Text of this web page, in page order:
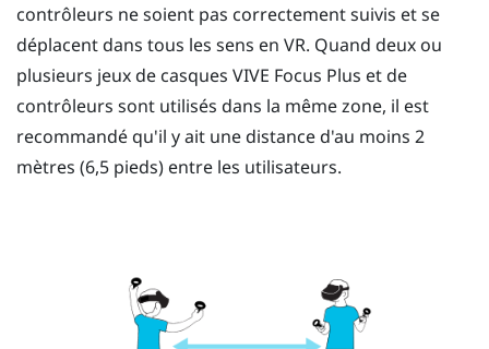
contrôleurs ne soient pas correctement suivis et se
déplacent dans tous les sens en VR. Quand deux ou
plusieurs jeux de casques VIVE Focus Plus et de
contrôleurs sont utilisés dans la même zone, il est
recommandé qu'il y ait une distance d'au moins 2
mètres (6,5 pieds) entre les utilisateurs.